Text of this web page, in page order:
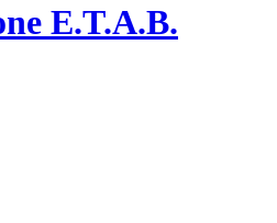
E.T.A.B.